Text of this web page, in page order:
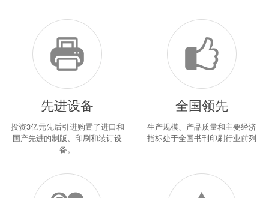
先进设备
投资3亿元先后引进购置了进口和
国产先进的制版、印刷和装订设
备。
全国领先
生产规模、产品质量和主要经济
指标处于全国书刊印刷行业前列